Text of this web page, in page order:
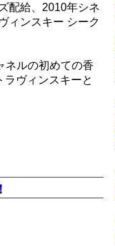
配給、2010年シネ
ィンスキー シーク
ネルの初めての香
ラヴィンスキーと